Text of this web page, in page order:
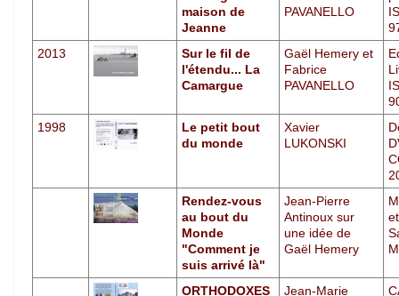
maison de
Jeanne
PAVANELLO
2013
Sur le fil de
l'étendu... La
Camargue
Gaël Hemery et
Fabrice
PAVANELLO
1998
Le petit bout
du monde
Xavier
LUKONSKI
Rendez-vous
au bout du
Monde
"Comment je
suis arrivé là"
Jean-Pierre
Antinoux sur
une idée de
Gaël Hemery
ORTHODOXES
Jean-Marie